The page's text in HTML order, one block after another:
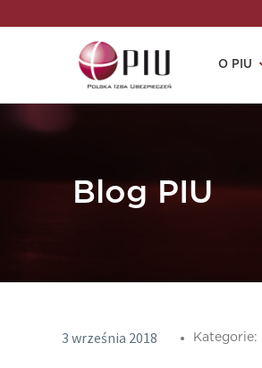
O PIU
Blog PIU
3 września 2018 Kategorie: